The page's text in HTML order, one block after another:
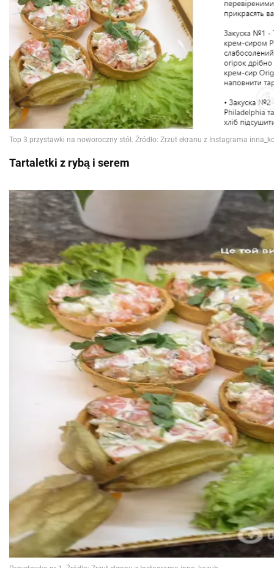
Tartaletki z rybą i serem